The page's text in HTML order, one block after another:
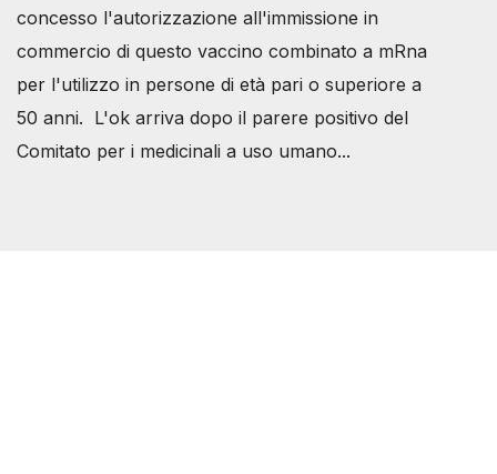
concesso l'autorizzazione all'immissione in
commercio di questo vaccino combinato a mRna
per l'utilizzo in persone di età pari o superiore a
50 anni. L'ok arriva dopo il parere positivo del
Comitato per i medicinali a uso umano...